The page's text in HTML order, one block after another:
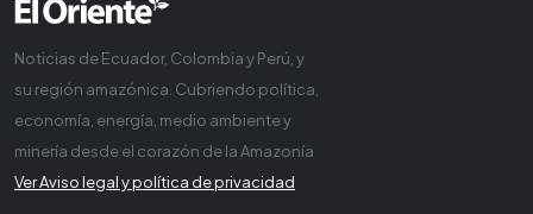
Noticias de Ecuador, Colombia y Perú, y
su región amazónica. Cubriendo política,
economía, energía, medio ambiente y
minería desde el corazón de la Amazonía
Ver Aviso legal y política de privacidad